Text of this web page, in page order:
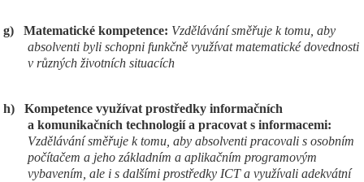
g) Matematické kompetence: Vzdělávání směřuje k tomu, aby
absolventi byli schopni funkčně využívat matematické dovednosti
v různých životních situacích
h)
Kompetence využívat prostředky informačních
a komunikačních technologií a pracovat s informacemi:
Vzdělávání směřuje k tomu, aby absolventi pracovali s osobním
počítačem a jeho základním a aplikačním programovým
vybavením, ale i s dalšími prostředky ICT a využívali adekvátní